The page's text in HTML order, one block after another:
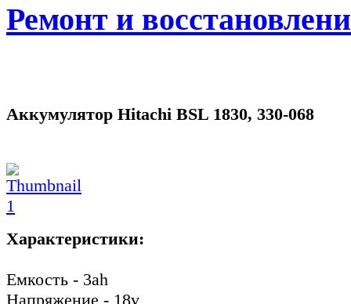
Ремонт и
Аккумулятор Hitachi BSL 1830, 330-068
Характеристики:
Емкость - 3ah
Напряжение - 18v